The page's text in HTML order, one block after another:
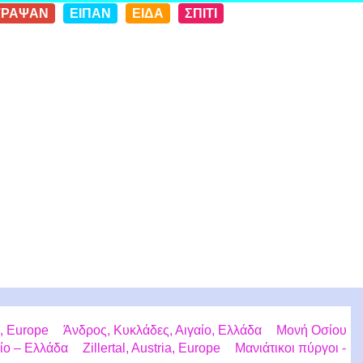
ΕΙΠΑΝ ΕΙΔΑ ΣΠΙΤΙ
Europe Άνδρος, Κυκλάδες, Αιγαίο, Ελλάδα
Μονή Οσίου
– Ελλάδα Zillertal, Austria, Europe
Μανιάτικοι πύργοι -